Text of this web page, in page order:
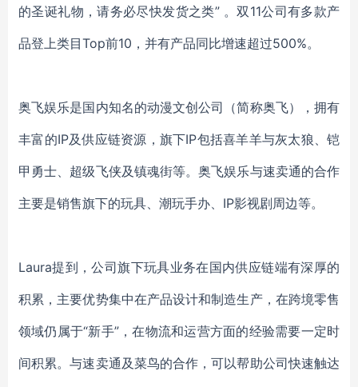
的圣诞礼物，请务必尽快发货之类” 。双 11公司有多款产
品登上类目Top前10，并有产品同比增速超过500%。
奥飞娱乐是国内知名的动漫文创公司（简称奥飞），拥有
丰富的IP及供应链资源，旗下IP包括喜羊羊与灰太狼、铠
甲勇士、超级飞侠及镇魂街等。奥飞娱乐与速卖通的合作
主要是销售旗下的玩具、潮玩手办、 IP影视剧周边等。
Laura提到，公司旗下玩具业务在国内供应链端有深厚的
积累，主要优势集中在产品设计和制造生产，在跨境零售
领域仍属于“新手”，在物流和运营方面的经验需要一定时
间积累。与速卖通及菜鸟的合作，可以帮助公司快速触达